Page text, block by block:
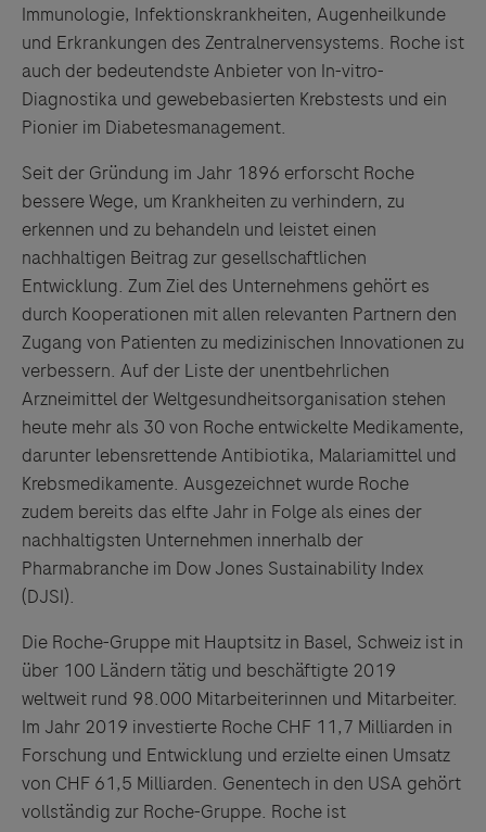
Immunologie, Infektionskrankheiten, Augenheilkunde
und Erkrankungen des Zentralnervensystems. Roche ist
auch der bedeutendste Anbieter von In-vitro-
Diagnostika und gewebebasierten Krebstests und ein
Pionier im Diabetesmanagement.
Seit der Gründung im Jahr 1896 erforscht Roche
bessere Wege, um Krankheiten zu verhindern, zu
erkennen und zu behandeln und leistet einen
nachhaltigen Beitrag zur gesellschaftlichen
Entwicklung. Zum Ziel des Unternehmens gehört es
durch Kooperationen mit allen relevanten Partnern den
Zugang von Patienten zu medizinischen Innovationen zu
verbessern. Auf der Liste der unentbehrlichen
Arzneimittel der Weltgesundheitsorganisation stehen
heute mehr als 30 von Roche entwickelte Medikamente,
darunter lebensrettende Antibiotika, Malariamittel und
Krebsmedikamente. Ausgezeichnet wurde Roche
zudem bereits das elfte Jahr in Folge als eines der
nachhaltigsten Unternehmen innerhalb der
Pharmabranche im Dow Jones Sustainability Index
(DJSI).
Die Roche-Gruppe mit Hauptsitz in Basel, Schweiz ist in
über 100 Ländern tätig und beschäftigte 2019
weltweit rund 98.000 Mitarbeiterinnen und Mitarbeiter.
Im Jahr 2019 investierte Roche CHF 11,7 Milliarden in
Forschung und Entwicklung und erzielte einen Umsatz
von CHF 61,5 Milliarden. Genentech in den USA gehört
vollständig zur Roche-Gruppe. Roche ist